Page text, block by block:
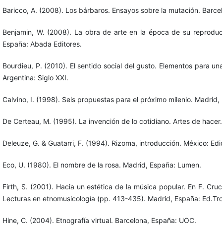
Baricco, A. (2008). Los bárbaros. Ensayos sobre la mutación.
Benjamin, W. (2008). La obra de arte en la época de su
España: Abada Editores.
Bourdieu, P. (2010). El sentido social del gusto. Elementos para
Argentina: Siglo XXI.
Calvino, I. (1998). Seis propuestas para el próximo milenio. Madrid,
De Certeau, M. (1995). La invención de lo cotidiano. Artes de
Deleuze, G. & Guatarri, F. (1994). Rizoma, introducción. México:
Eco, U. (1980). El nombre de la rosa. Madrid, España: Lumen.
Firth, S. (2001). Hacia un estética de la música popular. En F.
Lecturas en etnomusicología (pp. 413-435). Madrid, España:
Hine, C. (2004). Etnografía virtual. Barcelona, España: UOC.